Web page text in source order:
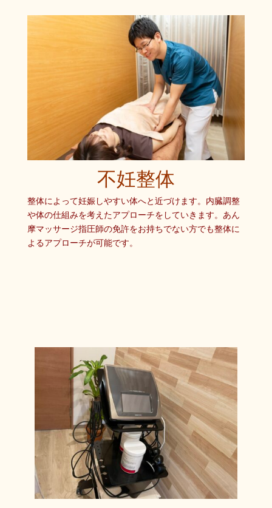
不妊整体
整体によって妊娠しやすい体へと近づけます。内臓調整
や体の仕組みを考えたアプローチをしていきます。あん
摩マッサージ指圧師の免許をお持ちでない方でも整体に
よるアプローチが可能です。